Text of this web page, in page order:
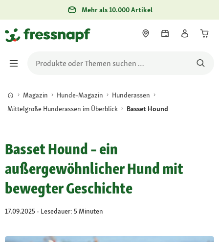
Mehr als 10.000 Artikel
Magazin Hunde-Magazin
Hunderassen
Mittelgroße Hunderassen im Überblick
Basset Hound
Basset Hound – ein
außergewöhnlicher Hund mit
bewegter Geschichte
17.09.2025 - Lesedauer: 5 Minuten